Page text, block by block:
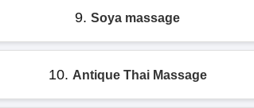
9. Soya massage
10. Antique Thai Massage